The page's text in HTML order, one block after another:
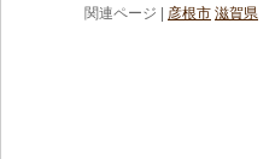
関連ページ | 彦根市 滋賀県